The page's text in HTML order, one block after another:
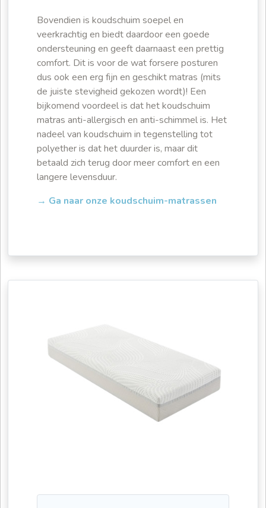
Bovendien is koudschuim soepel en
veerkrachtig en biedt daardoor een goede
ondersteuning en geeft daarnaast een prettig
comfort. Dit is voor de wat forsere posturen
dus ook een erg fijn en geschikt matras (mits
de juiste stevigheid gekozen wordt)! Een
bijkomend voordeel is dat het koudschuim
matras anti-allergisch en anti-schimmel is. Het
nadeel van koudschuim in tegenstelling tot
polyether is dat het duurder is, maar dit
betaald zich terug door meer comfort en een
langere levensduur.
→ Ga naar onze koudschuim-matrassen